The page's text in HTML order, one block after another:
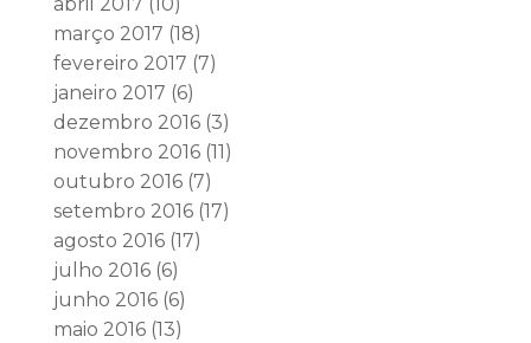
abril 2017 (10)
março 2017 (18)
fevereiro 2017 (7)
janeiro 2017 (6)
dezembro 2016(3)
novembro 2016(11)
outubro 2016(7)
setembro 2016(17)
agosto 2016(17)
julho 2016(6)
junho 2016(6)
maio 2016(13)